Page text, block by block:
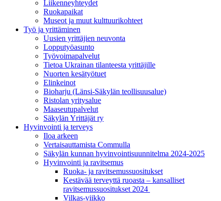
Liikenneyhteydet
Ruokapaikat
Museot ja muut kulttuurikohteet
Työ ja yrittä­minen
Uusien yrittäjien neuvonta
Lopputyöasunto
Työvoimapalvelut
Tietoa Ukrainan tilanteesta yrittäjille
Nuorten kesätyötuet
Elinkeinot
Bioharju (Länsi-Säkylän teollisuusalue)
Ristolan yritysalue
Maaseutupalvelut
Säkylän Yrittäjät ry
Hyvinvointi ja terveys
Iloa arkeen
Vertaisauttamista Commulla
Säkylän kunnan hyvinvointisuunnitelma 2024-2025
Hyvinvointi ja ravitsemus
Ruoka- ja ravitsemussuositukset
Kestävää terveyttä ruoasta – kansalliset
ravitsemussuositukset 2024
Vilkas-viikko